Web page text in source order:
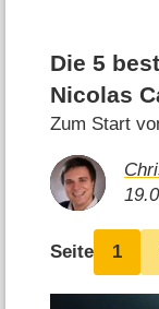
Die 5
Nicolas
Zum Start
Seite 1